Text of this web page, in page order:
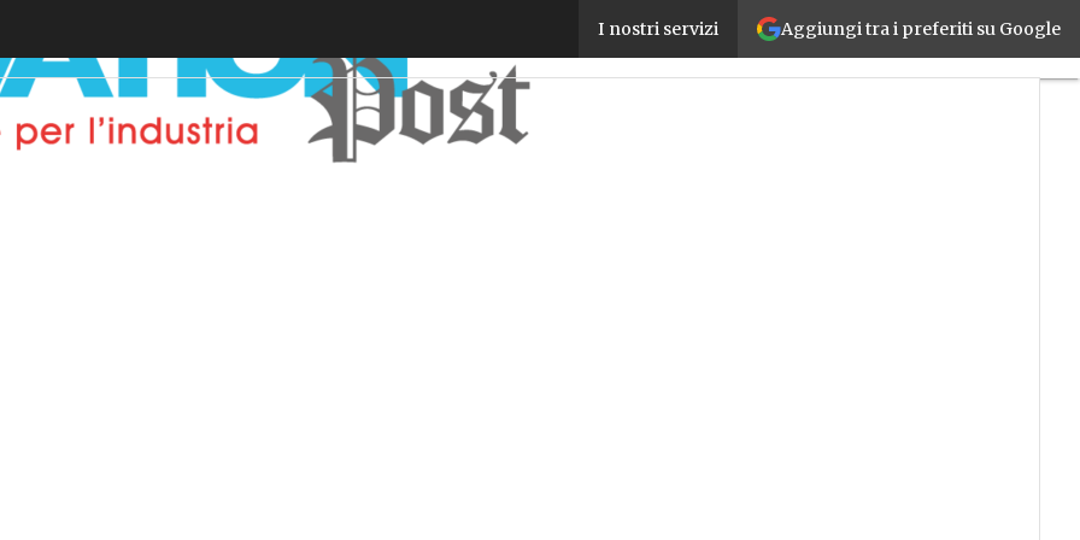
Aggiungi tra i preferiti su Google
I nostri servizi
Digital Twin: che cos’è, come funziona e quali